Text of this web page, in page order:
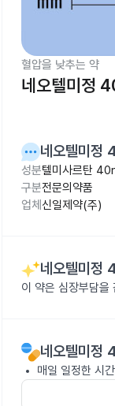
혈압을 낮추는 약
네오텔미정
네오텔미정
성분텔미사르탄
구분전문의약품
업체 신일제약(주)
네오텔미정
이 약은 심장부담을
네오텔미정
매일 일정한 시